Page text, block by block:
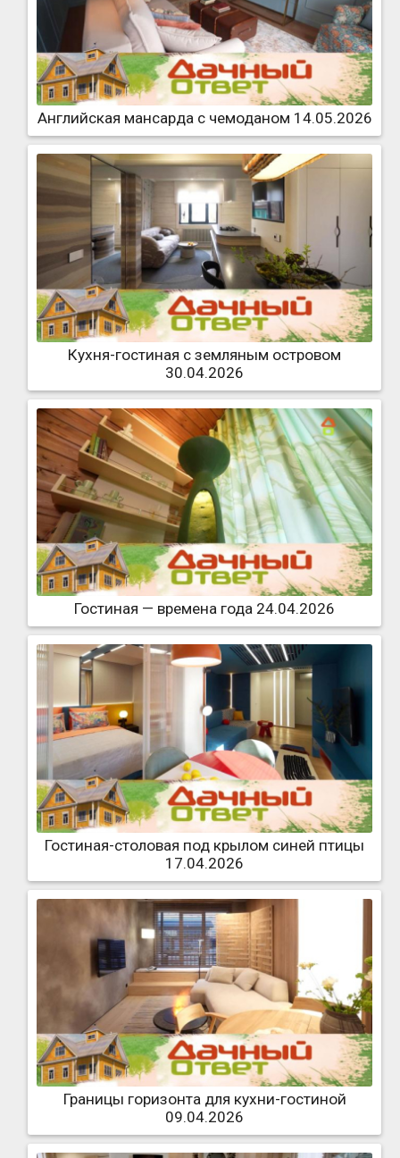
Английская мансарда с чемоданом 14.05.2026
Кухня-гостиная с земляным островом
30.04.2026
Гостиная — времена года 24.04.2026
Гостиная-столовая под крылом синей птицы
17.04.2026
Границы горизонта для кухни-гостиной
09.04.2026